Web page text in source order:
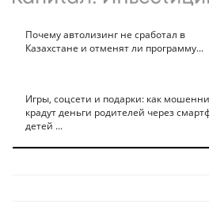
Почему автолизинг не сработал в
Казахстане и отменят ли программу...
Игры, соцсети и подарки: как
крадут деньги родителей через
детей ...